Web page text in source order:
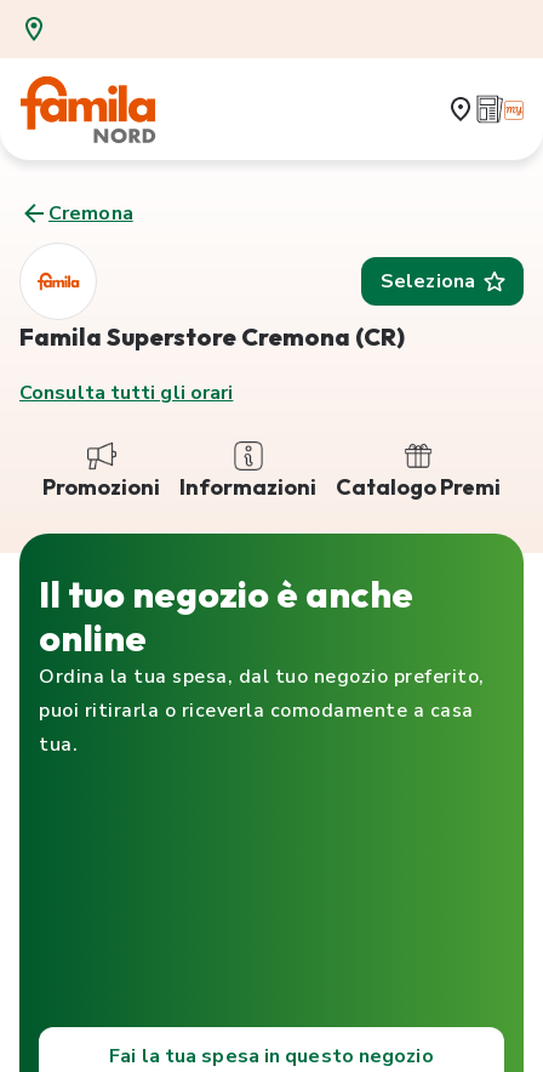
Cremona
Seleziona
Famila Superstore Cremona (CR)
Consulta tutti gli orari
Promozioni Informazioni Catalogo Premi
Il tuo negozio è anche
online
Ordina la tua spesa, dal tuo negozio preferito,
puoi ritirarla o riceverla comodamente a casa
tua.
Fai la tua spesa in questo negozio